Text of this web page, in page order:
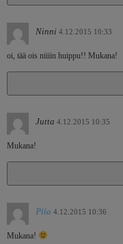
Ninni 4.12.2015 10:33
oi, tää ois niiiin huippu!! Mukana!
Jutta 4.12.2015 10:35
Mukana!
Piia 4.12.2015 10:36
Mukana!